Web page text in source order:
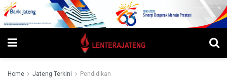
Home Jateng Terkini Pendidikan